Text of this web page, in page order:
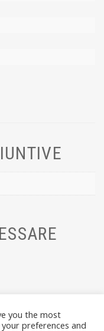
you the most
preferences and